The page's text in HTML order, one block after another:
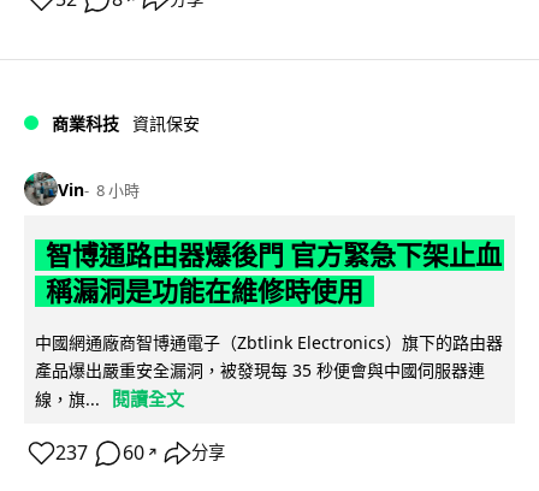
商業科技 資訊保安
Vin 8 小時
智博通路由器爆後門 官方緊急下架止血
稱漏洞是功能在維修時使用
中國網通廠商智博通電子（Zbtlink Electronics）旗下的路由器
產品爆出嚴重安全漏洞，被發現每 35 秒便會與中國伺服器連
線，旗...
閱讀全文
237 60 ↗ 分享